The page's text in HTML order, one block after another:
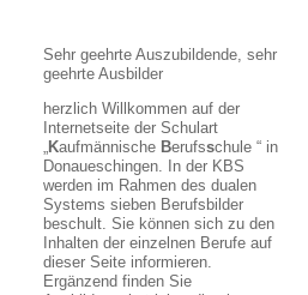
Sehr geehrte Auszubildende, sehr
geehrte Ausbilder
herzlich Willkommen auf der
Internetseite der Schulart
„Kaufmännische Berufsschule “ in
Donaueschingen. In der KBS
werden im Rahmen des dualen
Systems sieben Berufsbilder
beschult. Sie können sich zu den
Inhalten der einzelnen Berufe auf
dieser Seite informieren.
Ergänzend finden Sie